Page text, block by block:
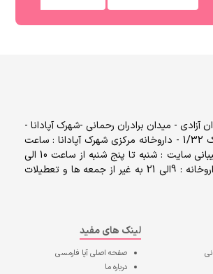
آزادی - میدان برادران رحمانی -شهرک آپادانا -
پاساژگل مریم - پلاک 1/32 - داروخانه مرکزی شهرک آپادانا : ساعت
کاری داروخانه پشتیبانی سایت : شنبه تا پنج شنبه از ساعت 10 الی
20 . ساعت کاری داروخانه : 9الی 21 به غیر از جمعه ها و تعطیلات
لینک های مفید
صفحه اصلیآپا فارمسی
درباره ما